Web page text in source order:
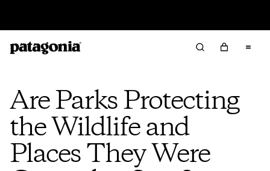
Are Parks Protecting
the Wildlife and
Places They Were